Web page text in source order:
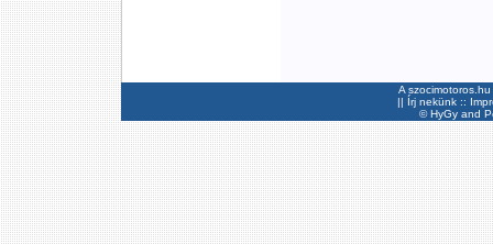
A
|| Írj nekünk ::
©HyGyand